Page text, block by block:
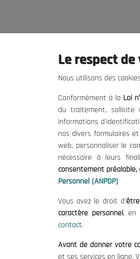
Le CNESE
Le président
Organisation
Publications
Le respect
Nous utilisons des
Conformément à la Loi
du traitement, sollicite
informations
nos divers formulaires
web, personnaliser le
nécessaire à leurs
consentement
Personnel (ANPDP)
Vous avez le droit d'
caractère personnel, en
contact.
Avant de donner votre
et ses services en ligne.